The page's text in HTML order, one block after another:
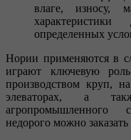
влаге, износу,
определенных
Нории применяются в
играют ключевую
производством круп,
элеваторах, а
агропромышленного
недорого можно